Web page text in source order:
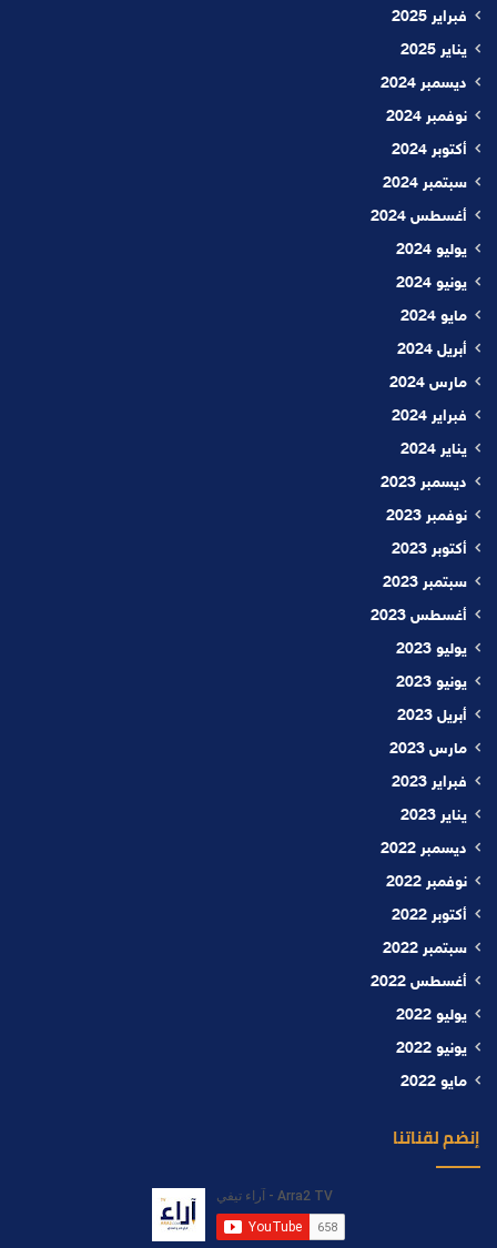
فبراير 2025
يناير 2025
ديسمبر 2024
نوفمبر 2024
أكتوبر 2024
سبتمبر 2024
أغسطس 2024
يوليو 2024
يونيو 2024
مايو 2024
أبريل 2024
مارس 2024
فبراير 2024
يناير 2024
ديسمبر 2023
نوفمبر 2023
أكتوبر 2023
سبتمبر 2023
أغسطس 2023
يوليو 2023
يونيو 2023
أبريل 2023
مارس 2023
فبراير 2023
يناير 2023
ديسمبر 2022
نوفمبر 2022
أكتوبر 2022
سبتمبر 2022
أغسطس 2022
يوليو 2022
يونيو 2022
مايو 2022
إنضم لقناتنا